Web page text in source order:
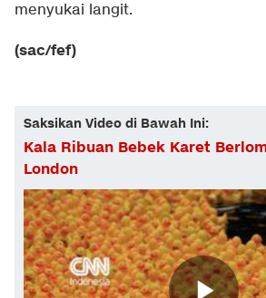
menyukai langit.
(sac/fef)
Saksikan Video di Bawah Ini:
Kala Ribuan Bebek Karet
London